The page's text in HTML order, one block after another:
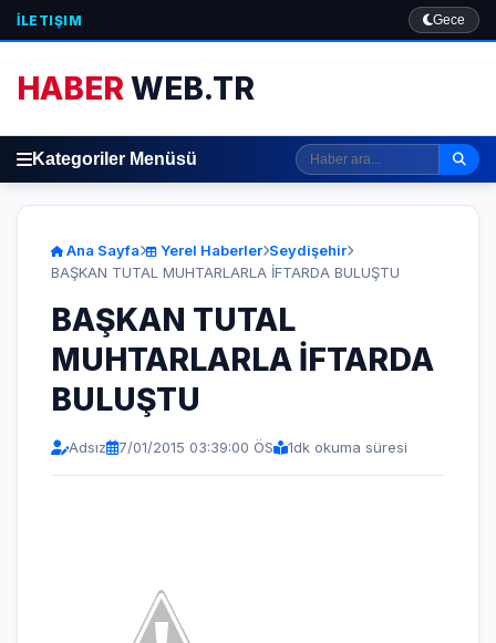
İLETIŞIM Gece
HABERWEB.TR
Kategoriler Menüsü
Ana Sayfa Yerel Haberler Seydişehir
BAŞKAN TUTAL MUHTARLARLA İFTARDA BULUŞTU
BAŞKAN TUTAL
MUHTARLARLA İFTARDA
BULUŞTU
Adsız 7/01/2015 03:39:00 ÖS 1dk okuma süresi